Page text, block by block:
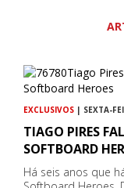
EXCLUSIVOS | SEXTA-
TIAGO PIRES
SOFTBOARD
Há seis anos que